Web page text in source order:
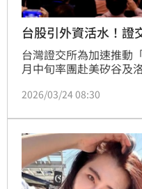
台股引外資活水！證
台灣證交所為加速推動
月中旬率團赴美矽谷及
際能見度，多家美商新
第七大資本市場、創新
電子產業供應鏈優勢，
洲資源。未來將持續
設」，目標成為亞洲創
企業來台上市。
2026/03/24 08:30